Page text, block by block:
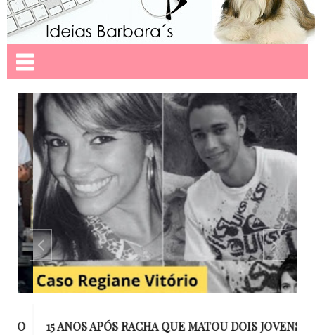
15 ANOS APÓS RACHA QUE MATOU DOIS JOVENS